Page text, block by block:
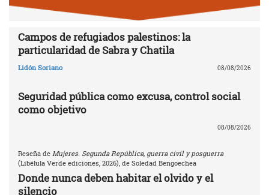
Campos de refugiados palestinos: la
particularidad de Sabra y Chatila
Lidón Soriano 08/08/2026
Seguridad pública como excusa, control social
como objetivo
08/08/2026
Reseña de Mujeres. Segunda República, guerra civil y posguerra
(Libélula Verde ediciones, 2026), de Soledad Bengoechea
Donde nunca deben habitar el olvido y el
silencio